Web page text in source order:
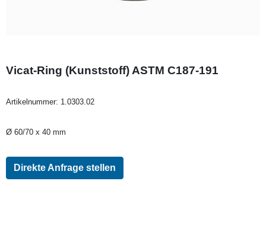
Vicat-Ring (Kunststoff) ASTM C187-191
Artikelnummer: 1.0303.02
Ø 60/70 x 40 mm
Direkte Anfrage stellen